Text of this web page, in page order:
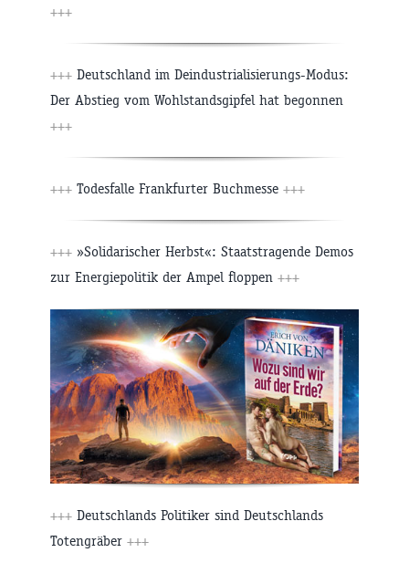
+++
+++ Deutschland im Deindustrialisierungs-Modus:
Der Abstieg vom Wohlstandsgipfel hat begonnen
+++
+++ Todesfalle Frankfurter Buchmesse +++
+++ »Solidarischer Herbst«: Staatstragende Demos
zur Energiepolitik der Ampel floppen +++
+++ Deutschlands Politiker sind Deutschlands
Totengräber +++